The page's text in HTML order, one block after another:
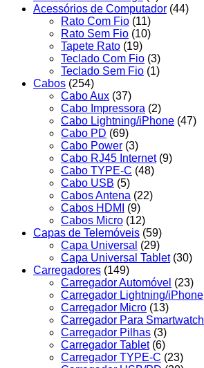
Acessórios de Computador (44)
Rato Com Fio (11)
Rato Sem Fio (10)
Tapete Rato (19)
Teclado Com Fio (3)
Teclado Sem Fio (1)
Cabos (254)
Cabo Aux (37)
Cabo Impressora (2)
Cabo Lightning/iPhone (47)
Cabo PD (69)
Cabo Power (3)
Cabo RJ45 Internet (9)
Cabo TYPE-C (48)
Cabo USB (5)
Cabos Antena (22)
Cabos HDMI
(9)
Cabos Micro (12)
Capas de Telemóveis (59)
Capa Universal (29)
Capa Universal Tablet (30)
Carregadores (149)
Carregador Automóvel (23)
Carregador Lightning/iPhone
Carregador Micro (13)
Carregador Para Smartwatch
Carregador Pilhas (3)
Carregador Tablet (6)
Carregador TYPE-C (23)